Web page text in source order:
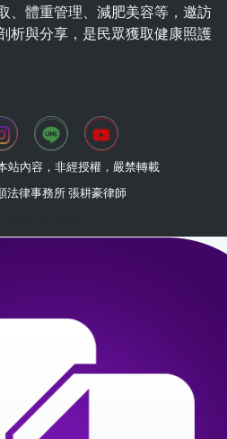
、體重管理、減肥美容等，邀訪
析與分享，是民眾獲取健康照護
站內容，非經授權，嚴禁轉載
法律事務所 張耕豪律師